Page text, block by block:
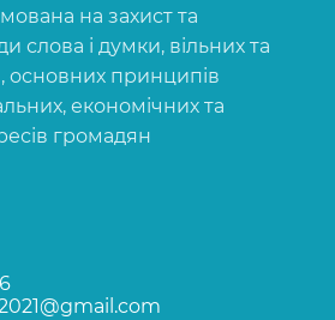
на захист та
слова і думки, вільних та
основних принципів
економічних та
громадян